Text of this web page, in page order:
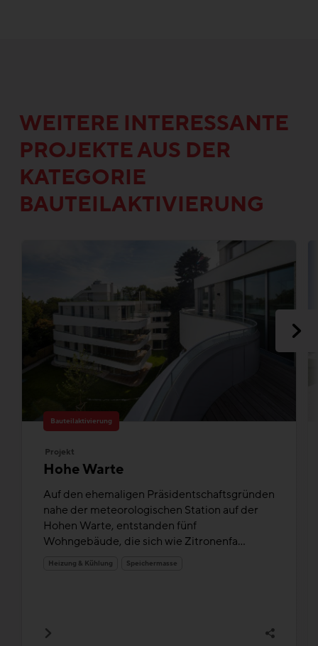
WEITERE INTERESSANTE
PROJEKTE AUS DER
KATEGORIE
BAUTEILAKTIVIERUNG
Bauteilaktivierung
Projekt
Hohe Warte
Auf den ehemaligen Präsidentschaftsgründen
nahe der meteorologischen Station auf der
Hohen Warte, entstanden fünf
Wohngebäude, die sich wie Zitronenfa...
Heizung & Kühlung Speichermasse